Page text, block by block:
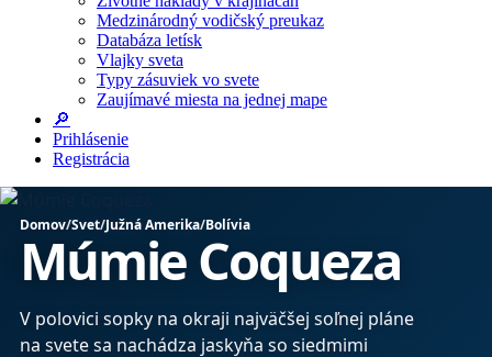
Medzinárodný vodičský preukaz
Databáza letísk
Vlajky sveta
Typy zásuviek vo svete
Zaujímavé miesta na jednej mape
🔎
Prihlásenie
Registrácia
Domov/Svet/Južná Amerika/Bolívia
Múmie Coqueza
V polovici sopky na okraji najväčšej soľnej pláne
na svete sa nachádza jaskyňa so siedmimi